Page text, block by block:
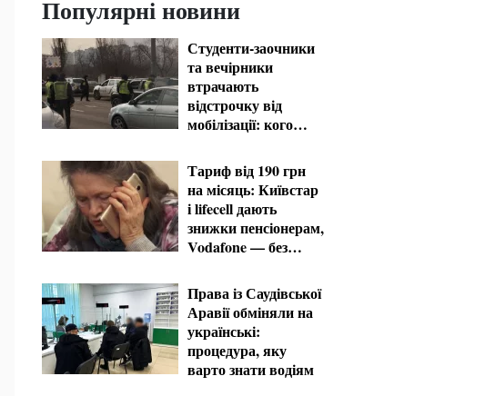
Популярні новини
Студенти-заочники
та вечірники
втрачають
відстрочку від
мобілізації: кого
Тариф від 190 грн
на місяць: Київстар
і lifecell дають
знижки пенсіонерам,
Vodafone — без
Права із Саудівської
Аравії обміняли на
українські:
процедура, яку
варто знати водіям